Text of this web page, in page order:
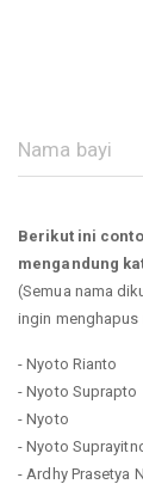
Berikut ini
mengandung
(Semua nama
ingin
- Nyoto Rianto
- Nyoto Suprapto
- Nyoto
- Nyoto
- Ardhy Prasetya